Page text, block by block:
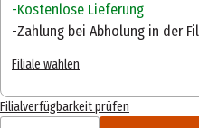
Kostenlose Lieferung
Zahlung bei Abholung in der
Filiale wählen
Filialverfügbarkeit prüfen